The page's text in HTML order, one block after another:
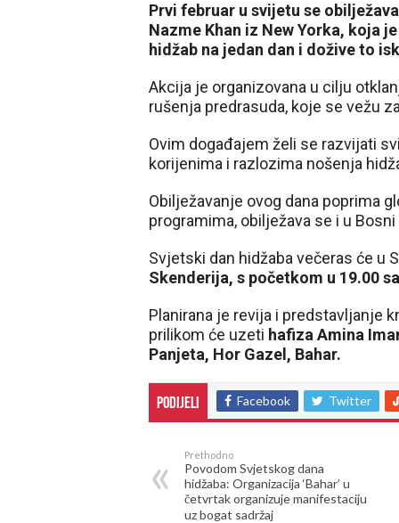
Prvi februar u svijetu se
Nazme Khan iz New Yorka, koja
hidžab na jedan dan i dožive to
Akcija je organizovana u cilju
rušenja predrasuda, koje se vežu
Ovim događajem želi se razvijati
korijenima i razlozima nošenja
Obilježavanje ovog dana poprima
programima, obilježava se i u
Svjetski dan hidžaba večeras će u
Skenderija, s početkom u 19.00
Planirana je revija i predstavljanje
prilikom će uzeti hafiza Amina
Panjeta, Hor Gazel, Bahar.
Podijeli Facebook Twitter
Prethodno
Povodom Svjetskog dana
hidžaba: Organizacija ‘Bahar’ u
četvrtak organizuje manifestaciju
uz bogat sadržaj